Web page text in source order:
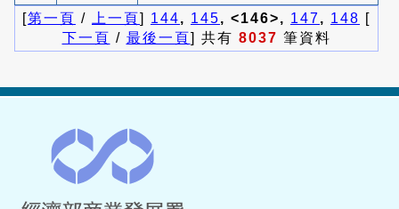
[第一頁 / 上一頁] 144, 145, <146>, 147, 148 [
下一頁 / 最後一頁] 共有 8037 筆資料